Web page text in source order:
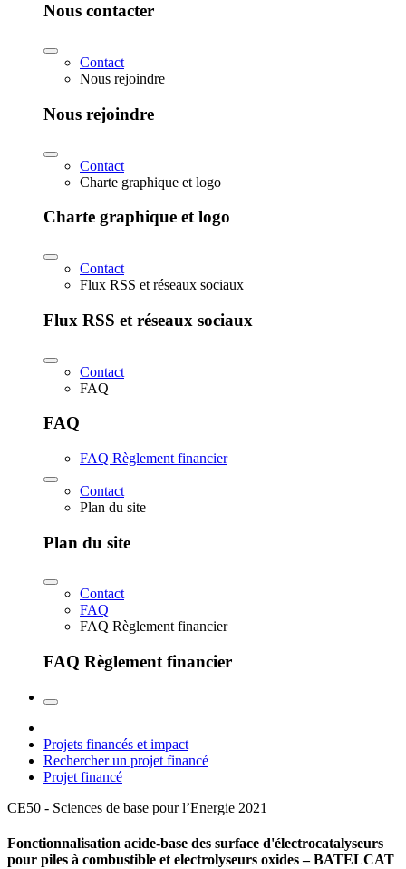
Nous contacter
Contact
Nous rejoindre
Nous rejoindre
Contact
Charte graphique et logo
Charte graphique et logo
Contact
Flux RSS et réseaux sociaux
Flux RSS et réseaux sociaux
Contact
FAQ
FAQ
FAQ Règlement financier
Contact
Plan du site
Plan du site
Contact
FAQ
FAQ Règlement financier
FAQ Règlement financier
Projets financés et impact
Rechercher un projet financé
Projet financé
CE50 - Sciences de base pour l’Energie 2021
Fonctionnalisation acide-base des surface d'électrocatalyseurs
pour piles à combustible et electrolyseurs oxides – BATELCAT